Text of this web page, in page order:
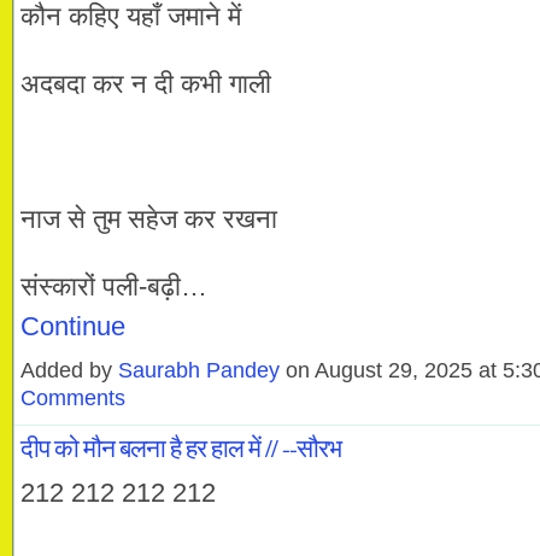
कौन कहिए यहाँ जमाने में
अदबदा कर न दी कभी गाली
नाज से तुम सहेज कर रखना
संस्कारों पली-बढ़ी…
Continue
Added by Saurabh Pandey on August 29, 2025 at
Comments
दीप को मौन बलना है हर हाल में // --सौरभ
212 212 212 212